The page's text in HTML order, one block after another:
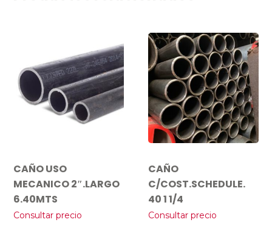
CAÑO USO
MECANICO 2″.LARGO
6.40MTS
Consultar precio
CAÑO
C/COST.SCHEDULE.
40 1 1/4
Consultar precio